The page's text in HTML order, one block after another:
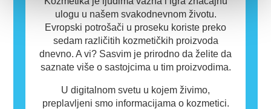
ulogu u našem svakodnevnom životu.
Evropski potrošači u proseku koriste preko
sedam različitih kozmetičkih proizvoda
dnevno. A vi? Sasvim je prirodno da želite da
saznate više o sastojcima u tim proizvodima.
U digitalnom svetu u kojem živimo,
preplavljeni smo informacijama o kozmetici.